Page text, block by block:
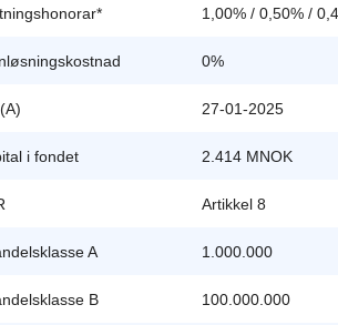
1,00% / 0,50% /
0%
27-01-2025
i fondet 2.414 MNOK
Artikkel 8
A 1.000.000
B 100.000.000